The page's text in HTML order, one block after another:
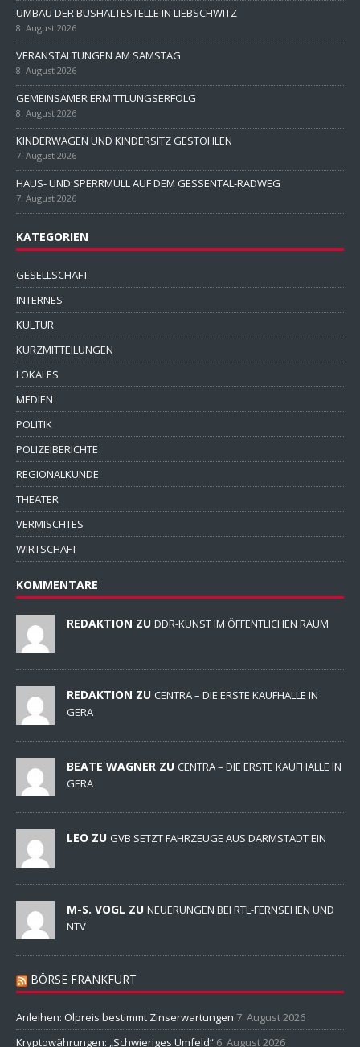
UMBAU DER BUSHALTESTELLE IN LIEBSCHWITZ
8. August 2026
VERANSTALTUNGEN AM SAMSTAG
8. August 2026
GEMEINSAMER ERMITTLUNGSERFOLG
8. August 2026
KINDERWAGEN UND KINDERSITZ GESTOHLEN
7. August 2026
HAUS- UND SPERRMÜLL AUF DEM GESSENTAL-RADWEG
7. August 2026
KATEGORIEN
GESELLSCHAFT
INTERNES
KULTUR
KURZMITTEILUNGEN
LOKALES
MEDIEN
POLITIK
POLIZEIBERICHTE
REGIONALKUNDE
THEATER
VERMISCHTES
WIRTSCHAFT
KOMMENTARE
REDAKTION ZU DDR-KUNST IM ÖFFENTLICHEN RAUM
REDAKTION ZU CENTRA – DIE ERSTE KAUFHALLE IN
GERA
BEATE WAGNER ZU CENTRA – DIE ERSTE KAUFHALLE IN
GERA
LEO ZU GVB SETZT FAHRZEUGE AUS DARMSTADT EIN
M-S. VOGL ZU NEUERUNGEN BEI RTL-FERNSEHEN UND
NTV
BÖRSE FRANKFURT
Anleihen: Ölpreis bestimmt Zinserwartungen 7. August 2026
Kryptowährungen: „Schwieriges Umfeld“ 6. August 2026